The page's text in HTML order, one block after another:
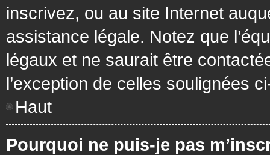
inscrivez, ou au site Internet
assistance légale. Notez que
légaux et ne saurait être
l’exception de celles soulignées
Haut
Pourquoi ne puis-je pas